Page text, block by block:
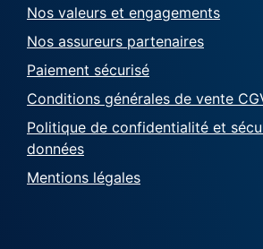
Nos valeurs et engagements
Nos assureurs partenaires
Paiement sécurisé
Conditions générales de vente
Politique de confidentialité et
données
Mentions légales